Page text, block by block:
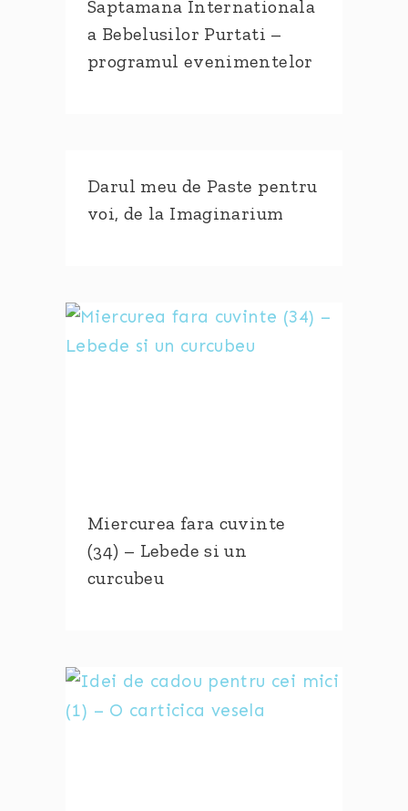
Saptamana Internationala
a Bebelusilor Purtati –
programul evenimentelor
Darul meu de Paste pentru
voi, de la Imaginarium
Miercurea fara cuvinte
(34) – Lebede si un
curcubeu